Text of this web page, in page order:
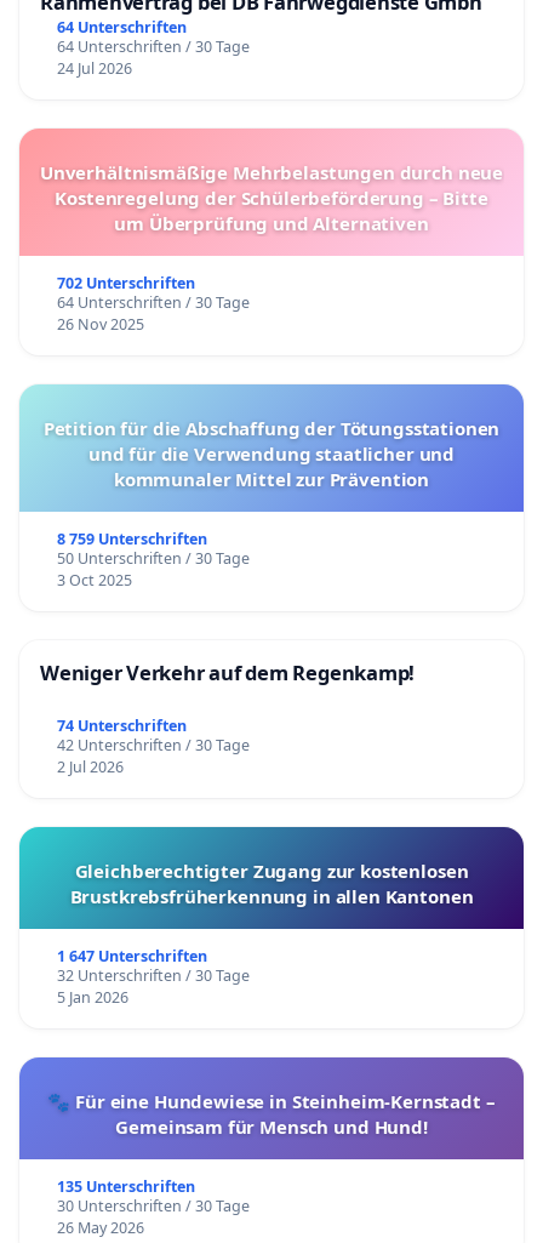
64 Unterschriften
64 Unterschriften / 30 Tage
24 Jul 2026
Unverhältnismäßige Mehrbelastungen durch neue
Kostenregelung der Schülerbeförderung – Bitte
um Überprüfung und Alternativen
702 Unterschriften
64 Unterschriften / 30 Tage
26 Nov 2025
Petition für die Abschaffung der Tötungsstationen
und für die Verwendung staatlicher und
kommunaler Mittel zur Prävention
8 759 Unterschriften
50 Unterschriften / 30 Tage
3 Oct 2025
Weniger Verkehr auf dem Regenkamp!
74 Unterschriften
42 Unterschriften / 30 Tage
2 Jul 2026
Gleichberechtigter Zugang zur kostenlosen
Brustkrebsfrüherkennung in allen Kantonen
1 647 Unterschriften
32 Unterschriften / 30 Tage
5 Jan 2026
🐾 Für eine Hundewiese in Steinheim-Kernstadt –
Gemeinsam für Mensch und Hund!
135 Unterschriften
30 Unterschriften / 30 Tage
26 May 2026